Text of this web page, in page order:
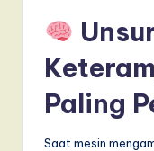
Paling
Saat mesin